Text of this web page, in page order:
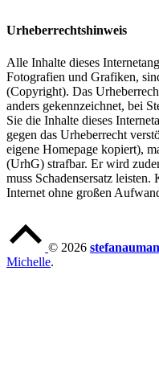
Urheberrechtshinweis
Alle Inhalte dieses
Fotografien und Grafiken,
(Copyright). Das
anders gekennzeichnet, bei
Sie die Inhalte dieses
gegen das Urheberrecht
eigene Homepage kopiert),
(UrhG) strafbar. Er wird
muss Schadensersatz
Internet ohne großen
back
to
main
top
of
© 2026
Michelle.